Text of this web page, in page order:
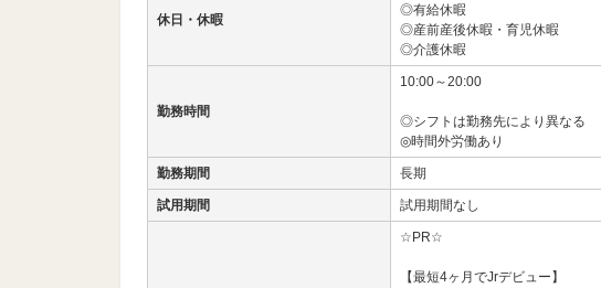
休日・休暇
◎有給休暇
◎産前産後休暇・育児休暇
◎介護休暇
勤務時間
10:00～20:00
◎シフトは勤務先により異なる
◎時間外労働あり
勤務期間 長期
試用期間 試用期間なし
☆PR☆
【最短4ヶ月でJrデビュー】